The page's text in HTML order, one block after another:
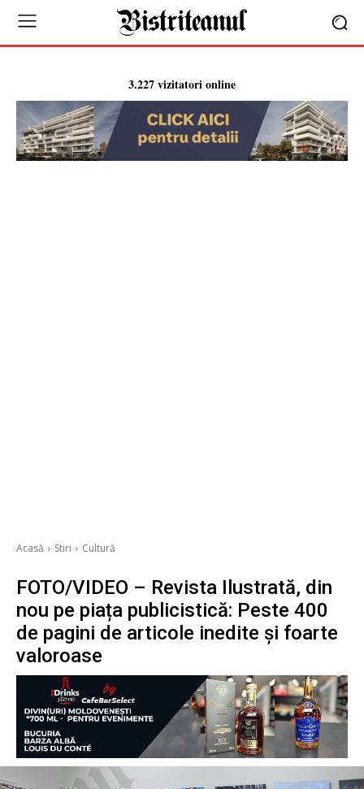
3.227 vizitatori online
Acasă Stiri Cultură
FOTO/VIDEO – Revista Ilustrată, din
nou pe piața publicistică: Peste 400
de pagini de articole inedite și foarte
valoroase